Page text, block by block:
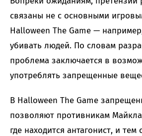
связаны не с основными
Halloween The Game —
убивать людей. По словам
проблема заключается в
употреблять запрещенные
В Halloween The Game
позволяют противникам
где находится антагонист, и